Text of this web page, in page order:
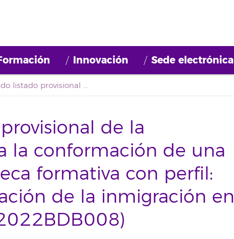
Innovación Sede electrónica
Segundo listado provisional de la convocatoria para la conformación de una bolsa para una beca formativa con perfil: «Plan de investigación de la inmigración en Tenerife 2022» (2022BDB008)
de la
la conformación de una
formativa con perfil:
de la inmigración en